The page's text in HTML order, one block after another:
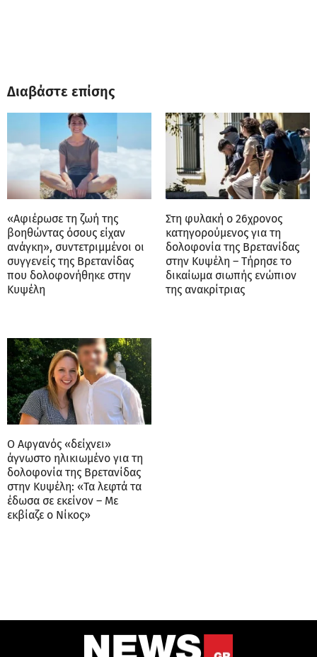
Διαβάστε επίσης
«Αφιέρωσε τη ζωή της
βοηθώντας όσους είχαν
ανάγκη», συντετριμμένοι οι
συγγενείς της Βρετανίδας
που δολοφονήθηκε στην
Κυψέλη
Στη φυλακή ο 26χρονος
κατηγορούμενος για τη
δολοφονία της Βρετανίδας
στην Κυψέλη – Τήρησε το
δικαίωμα σιωπής ενώπιον
της ανακρίτριας
Ο Αφγανός «δείχνει»
άγνωστο ηλικιωμένο για τη
δολοφονία της Βρετανίδας
στην Κυψέλη: «Τα λεφτά τα
έδωσα σε εκείνον – Με
εκβίαζε ο Νίκος»